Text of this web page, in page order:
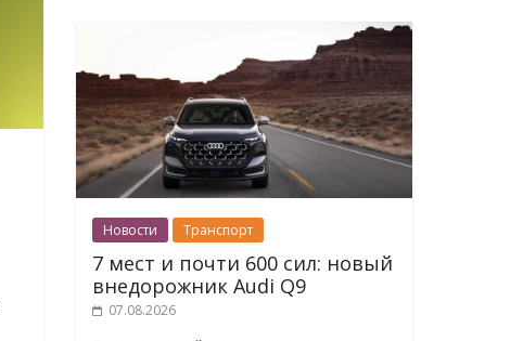
Новости Транспорт
7 мест и почти 600 сил: новый
внедорожник Audi Q9
07.08.2026